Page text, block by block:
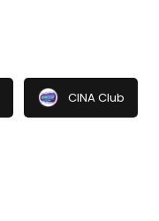
CINA Club